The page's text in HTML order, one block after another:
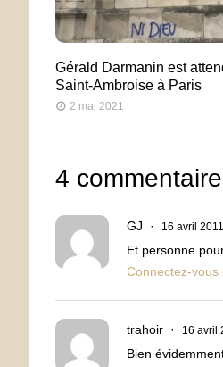
Gérald Darmanin est
Saint-Ambroise à Paris
2 mai 2021
4
GJ 16 avril
Et personne
Connectez-
trahoir 16 avril
Bien